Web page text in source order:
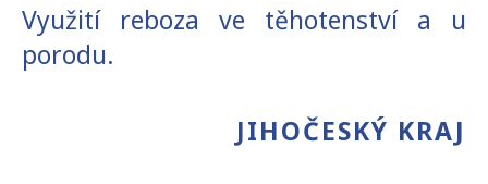
Využití reboza ve těhotenství a u
porodu.
JIHOČESKÝ KRAJ